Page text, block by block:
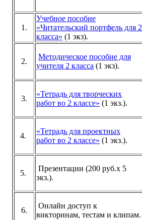
1.
Учебное пособие
«Читательский портфель для 2
класса» (1 экз).
2.
Методическое пособие для
учителя 2 класса (1 экз).
3.
«Тетрадь для творческих
работ во 2 классе» (1 экз.).
4.
«Тетрадь для проектных
работ во 2 классе» (1 экз.).
5.
Презентации (200 руб.х 5
экз.).
6.
Онлайн доступ к
викторинам, тестам и клипам.